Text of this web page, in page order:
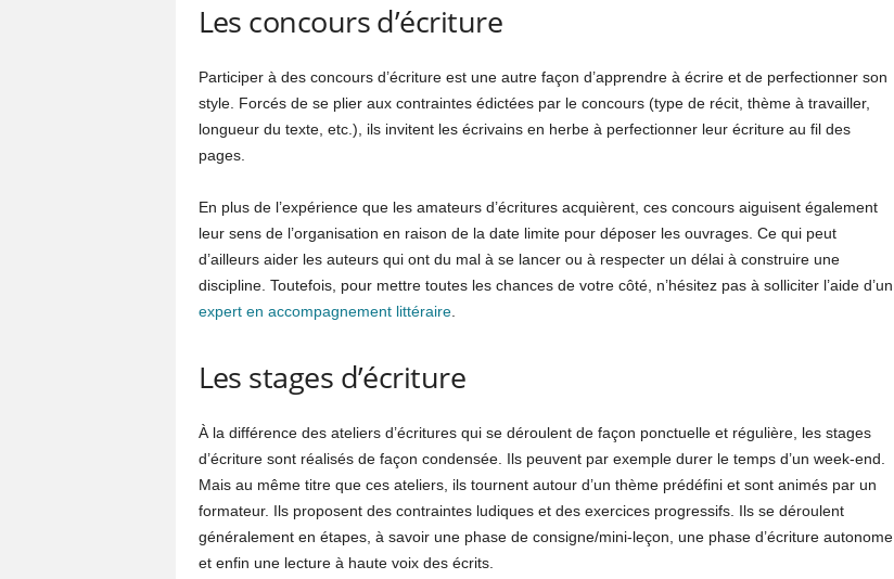
Les concours d’écriture
Participer à des concours d’écriture est une autre façon d’apprendre à écrire et de perfectionner son
style. Forcés de se plier aux contraintes édictées par le concours (type de récit, thème à travailler,
longueur du texte, etc.), ils invitent les écrivains en herbe à perfectionner leur écriture au fil des
pages.
En plus de l’expérience que les amateurs d’écritures acquièrent, ces concours aiguisent également
leur sens de l’organisation en raison de la date limite pour déposer les ouvrages. Ce qui peut
d’ailleurs aider les auteurs qui ont du mal à se lancer ou à respecter un délai à construire une
discipline. Toutefois, pour mettre toutes les chances de votre côté, n’hésitez pas à solliciter l’aide d’un
expert en accompagnement littéraire.
Les stages d’écriture
À la différence des ateliers d’écritures qui se déroulent de façon ponctuelle et régulière, les stages
d’écriture sont réalisés de façon condensée. Ils peuvent par exemple durer le temps d’un week-end.
Mais au même titre que ces ateliers, ils tournent autour d’un thème prédéfini et sont animés par un
formateur. Ils proposent des contraintes ludiques et des exercices progressifs. Ils se déroulent
généralement en étapes, à savoir une phase de consigne/mini-leçon, une phase d’écriture autonome
et enfin une lecture à haute voix des écrits.